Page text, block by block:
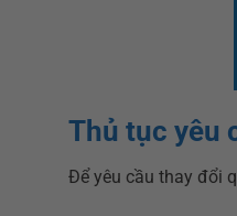
Thủ tục yêu
Để yêu cầu thay đổi